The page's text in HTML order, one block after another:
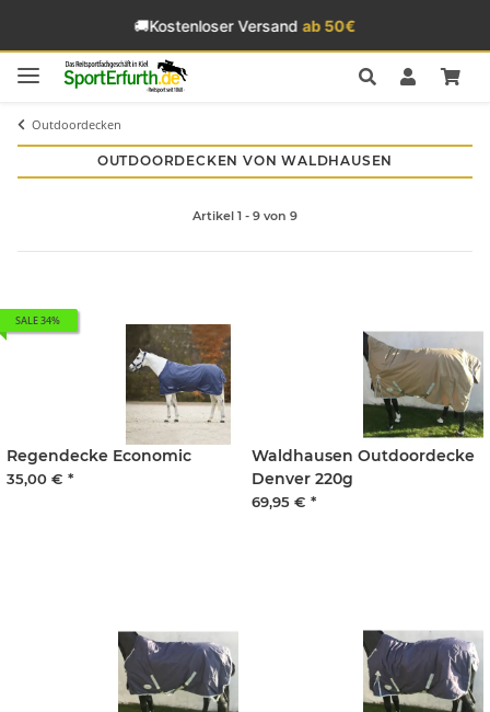
🚚Kostenloser Versandab 50€
Outdoordecken
OUTDOORDECKEN VON WALDHAUSEN
Artikel 1 - 9 von 9
SALE 34%
Regendecke Economic
35,00 € *
Waldhausen Outdoordecke
Denver 220g
69,95 € *